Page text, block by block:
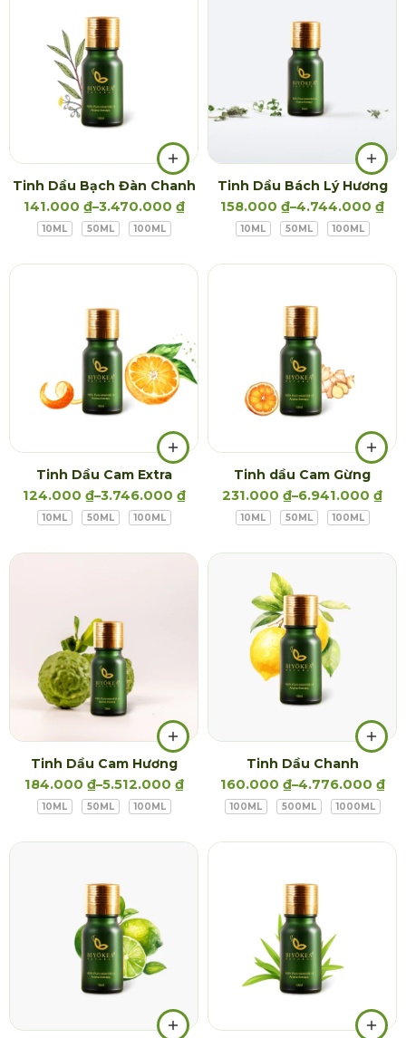
Tinh Dầu Bạch Đàn Chanh
141.000 ₫–3.470.000 ₫
10ML 50ML 100ML
Tinh Dầu Bách Lý Hương
158.000 ₫–4.744.000 ₫
10ML 50ML 100ML
Tinh Dầu Cam Extra
124.000 ₫–3.746.000 ₫
10ML 50ML 100ML
Tinh dầu Cam Gừng
231.000 ₫–6.941.000 ₫
10ML 50ML 100ML
Tinh Dầu Cam Hương
184.000 ₫–5.512.000 ₫
10ML 50ML 100ML
Tinh Dầu Chanh
160.000 ₫–4.776.000 ₫
100ML 500ML 1000ML